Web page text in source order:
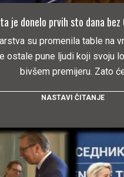
je donelo prvih sto dana bez
su promenila table na
ostale pune ljudi koji svoju
bivšem premijeru. Zato
NASTAVI ČITANJE